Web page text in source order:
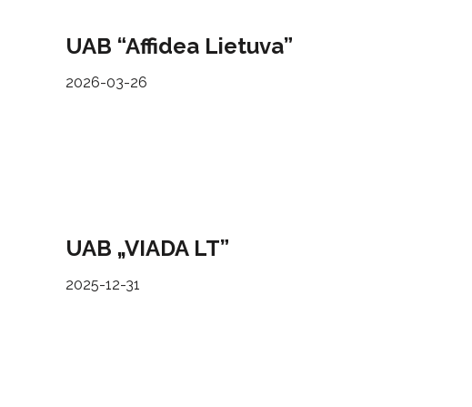
UAB “Affidea Lietuva”
2026-03-26
UAB „VIADA LT”
2025-12-31